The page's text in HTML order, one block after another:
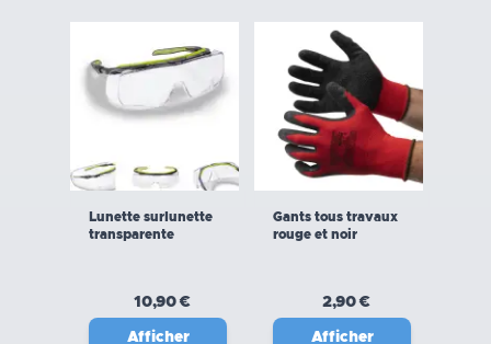
Lunette surlunette
transparente
10,90 €
Afficher
Gants tous travaux
rouge et noir
2,90 €
Afficher